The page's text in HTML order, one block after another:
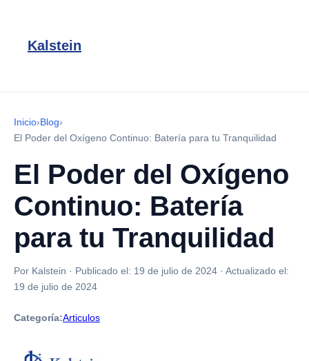
Kalstein
Inicio›Blog›
El Poder del Oxígeno Continuo: Batería para tu Tranquilidad
El Poder del Oxígeno
Continuo: Batería
para tu Tranquilidad
Por Kalstein · Publicado el: 19 de julio de 2024 · Actualizado el:
19 de julio de 2024
Categoría:Articulos